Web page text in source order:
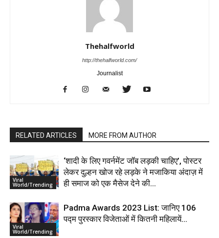
Thehalfworld
http://thehalfworld.com/
Journalist
RELATED ARTICLES MORE FROM AUTHOR
Viral
World/Trending
‘शादी के लिए गवर्नमेंट जॉब लड़की चाहिए’, पोस्टर
लेकर दुल्हन खोज रहे लड़के ने मजाकिया अंदाज़ में
ही समाज को एक मैसेज देने की...
Viral
World/Trending
Padma Awards 2023 List: जानिए 106
पद्म पुरस्कार विजेताओं में कितनी महिलायें…